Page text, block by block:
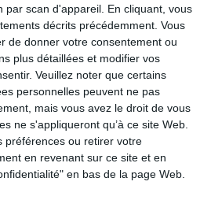
par scan d'appareil. En cliquant, vous
décrits précédemment. Vous
de donner votre consentement ou
plus détaillées et modifier vos
Veuillez noter que certains
personnelles peuvent ne pas
mais vous avez le droit de vous
ne s'appliqueront qu’à ce site Web.
préférences ou retirer votre
en revenant sur ce site et en
en bas de la page Web.
#ROSE #FILLE #NAISSANCE #BÉBÉ